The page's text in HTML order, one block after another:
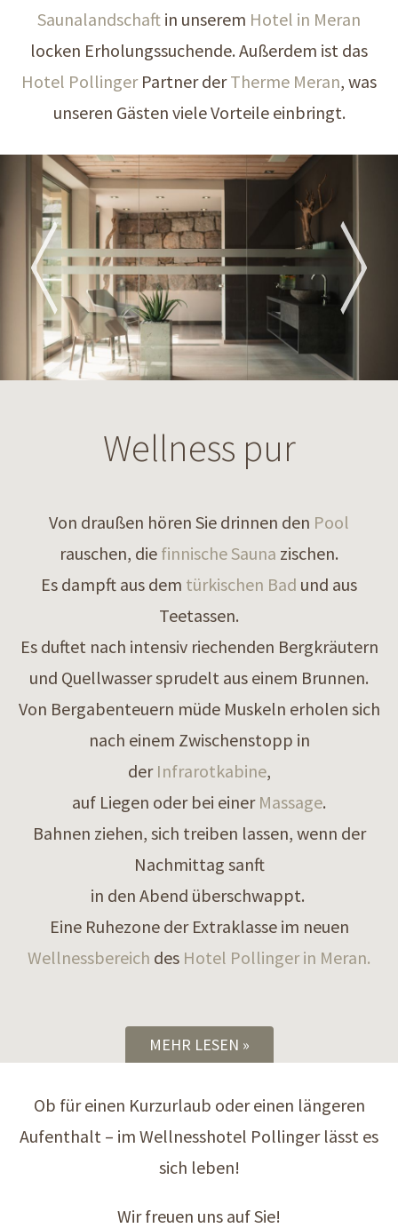
Saunalandschaft in unserem Hotel in Meran
locken Erholungssuchende. Außerdem ist das
Hotel PollingerPartner derTherme Meran, was
unseren Gästen viele Vorteile einbringt.
Wellness pur
Von draußen hören Sie drinnen den Pool
rauschen, die finnische Sauna zischen.
Es dampft aus dem türkischen Bad und aus
Teetassen.
Es duftet nach intensiv riechenden Bergkräutern
und Quellwasser sprudelt aus einem Brunnen.
Von Bergabenteuern müde Muskeln erholen sich
nach einem Zwischenstopp in
der Infrarotkabine,
auf Liegen oder bei einer Massage.
Bahnen ziehen, sich treiben lassen, wenn der
Nachmittag sanft
in den Abend überschwappt.
Eine Ruhezone der Extraklasse im neuen
Wellnessbereich des Hotel Pollinger in Meran.
MEHR LESEN
Ob für einen Kurzurlaub oder einen längeren
Aufenthalt – im Wellnesshotel Pollinger lässt es
sich leben!
Wir freuen uns auf Sie!